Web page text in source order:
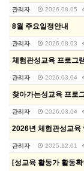
관리자 2026.08.05
8월 주요일정안내
관리자 2026.08.03
체험관성교육 프로그
관리자 2026.03.04
찾아가는성교육 프로
관리자 2026.03.04
2026년 체험관성교육
관리자 2025.12.01
[성교육 활동가 활동